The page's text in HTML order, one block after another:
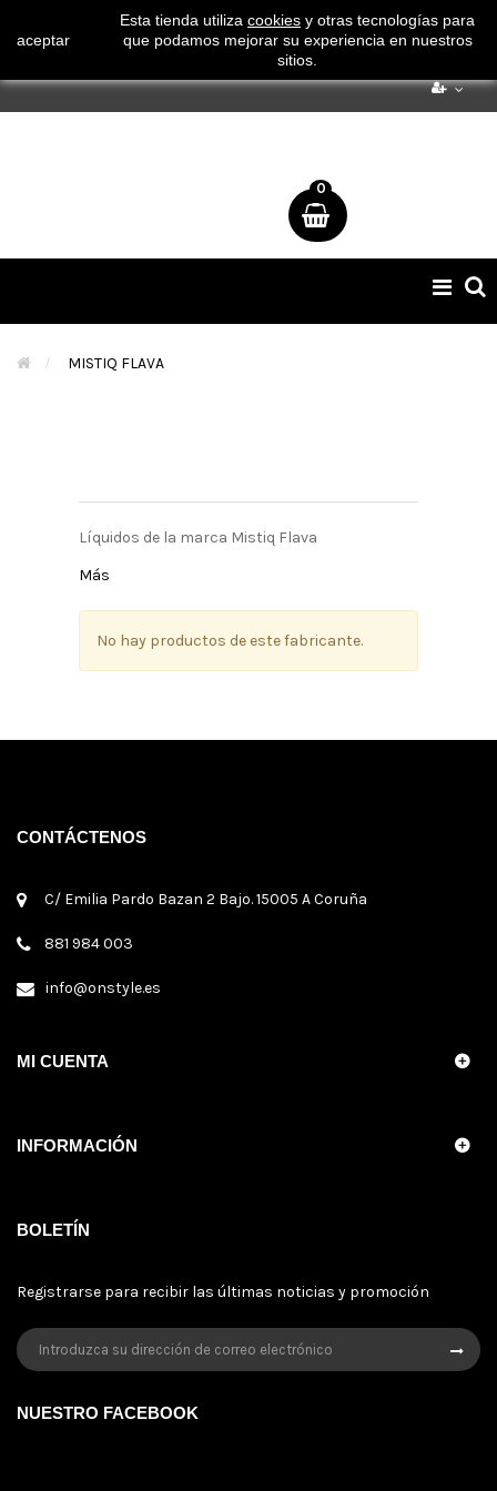
¡ Consigue tu envío gratuito por compras superiores a 50€
!
0
de
> MISTIQ FLAVA
Líquidos de la marca Mistiq Flava
Más
No hay productos de este fabricante.
CONTÁCTENOS
C/ Emilia Pardo Bazan 2 Bajo. 15005 A Coruña
881 984 003
info@onstyle.es
MI CUENTA
INFORMACIÓN
BOLETÍN
Registrarse para recibir las últimas noticias y promoción
NUESTRO FACEBOOK
aceptar
Esta tienda utiliza cookies y otras tecnologías para
que podamos mejorar su experiencia en nuestros
sitios.